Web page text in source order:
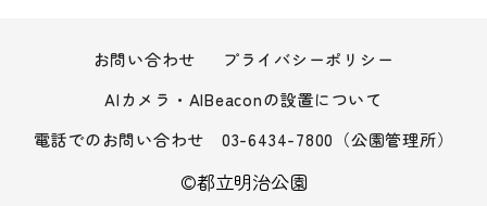
お問い合わせ
プライバシーポリシー
AIカメラ・AIBeaconの設置について
電話でのお問い合わせ 03-6434-7800 （公園管理所）
©︎都立明治公園